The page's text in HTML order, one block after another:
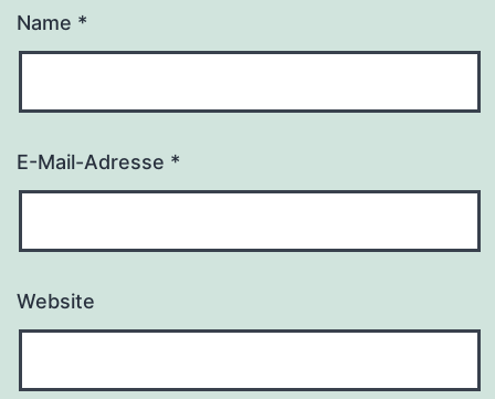
Name *
E-Mail-Adresse *
Website